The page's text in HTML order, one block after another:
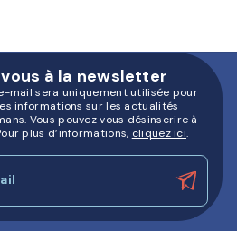
à la newsletter
mail sera uniquement utilisée pour
informations sur les actualités
Vous pouvez vous désinscrire à
plus d’informations, cliquez ici.